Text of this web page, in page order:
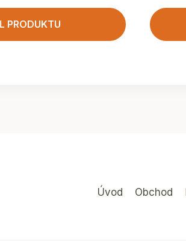
PRODUKTU
Úvod Obchod